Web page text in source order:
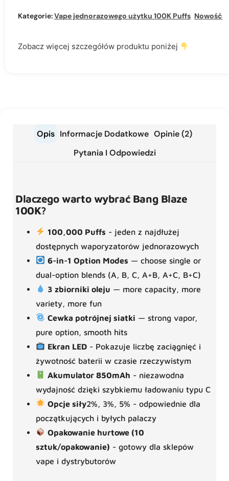
Kategorie:Vape jednorazowego użytku 100K Puffs Nowość
Zobacz więcej szczegółów produktu poniżej
Opis Informacje Dodatkowe Opinie (2)
Pytania I Odpowiedzi
Dlaczego warto wybrać Bang Blaze
100K?
100,000 Puffs - jeden z najdłużej
dostępnych waporyzatorów jednorazowych
6-in-1 Option Modes — choose single or
dual-option blends (A, B, C, A+B, A+C, B+C)
3 zbiorniki oleju — more capacity, more
variety, more fun
Cewka potrójnej siatki — strong vapor,
pure option, smooth hits
Ekran LED - Pokazuje liczbę zaciągnięć i
żywotność baterii w czasie rzeczywistym
Akumulator 850mAh - niezawodna
wydajność dzięki szybkiemu ładowaniu typu C
Opcje siły2%, 3%, 5% - odpowiednie dla
początkujących i byłych palaczy
Opakowanie hurtowe (10
sztuk/opakowanie) - gotowy dla sklepów
vape i dystrybutorów